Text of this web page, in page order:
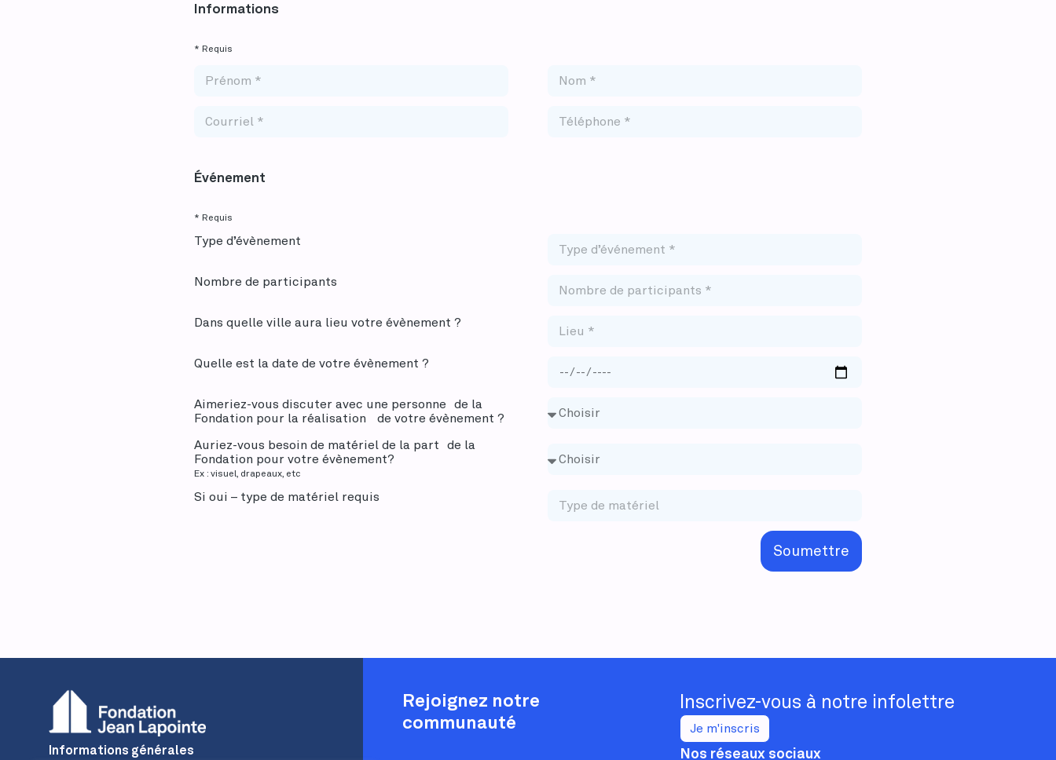
Informations
* Requis
Événement
* Requis
Type d’évènement
Nombre de participants
Dans quelle ville aura lieu votre évènement ?
Quelle est la date de votre évènement ?
Aimeriez-vous discuter avec une personne de la
Fondation pour la réalisation de votre évènement ?
Auriez-vous besoin de matériel de la part de la
Fondation pour votre évènement?
Ex : visuel, drapeaux, etc
Si oui – type de matériel requis
Soumettre
Informations générales
Rejoignez notre
communauté
Inscrivez-vous à notre infolettre
Je m'inscris
Nos réseaux sociaux